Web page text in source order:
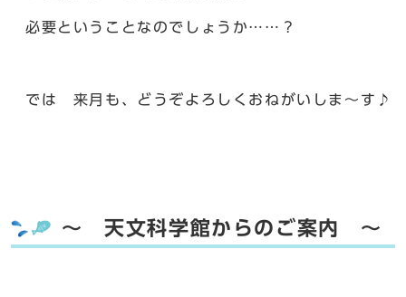
必要ということなのでしょうか……？
では 来月も、どうぞよろしくおねがいしま～す♪
～ 天文科学館からのご案内 ～